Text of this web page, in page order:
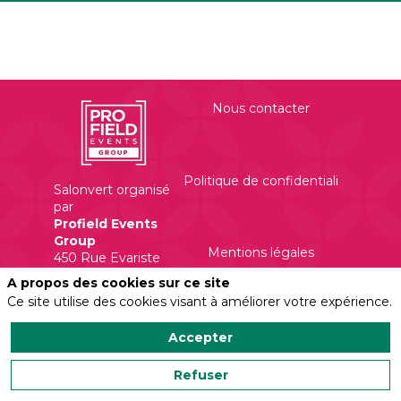
Salonvert organisé
par
Profield Events
Group
450 Rue Evariste
Galois
Nous contacter
Politique de confidentialité
Mentions légales
A propos des cookies sur ce site
Ce site utilise des cookies visant à améliorer votre expérience.
Accepter
Refuser